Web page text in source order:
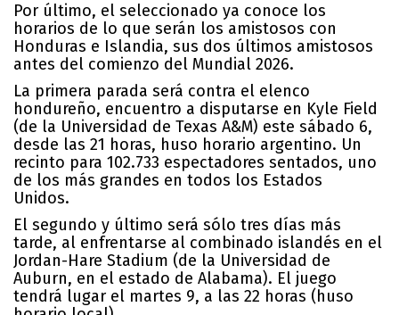
Por último, el seleccionado ya conoce los
horarios de lo que serán los amistosos con
Honduras e Islandia, sus dos últimos amistosos
antes del comienzo del Mundial 2026.
La primera parada será contra el elenco
hondureño, encuentro a disputarse en Kyle Field
(de la Universidad de Texas A&M) este sábado 6,
desde las 21 horas, huso horario argentino. Un
recinto para 102.733 espectadores sentados, uno
de los más grandes en todos los Estados
Unidos.
El segundo y último será sólo tres días más
tarde, al enfrentarse al combinado islandés en el
Jordan-Hare Stadium (de la Universidad de
Auburn, en el estado de Alabama). El juego
tendrá lugar el martes 9, a las 22 horas (huso